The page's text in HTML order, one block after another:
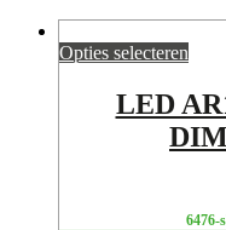
Opties selecteren
LED
6476-